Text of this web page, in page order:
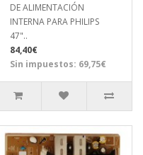
DE ALIMENTACIÓN
INTERNA PARA PHILIPS
47"..
84,40€
Sin impuestos: 69,75€